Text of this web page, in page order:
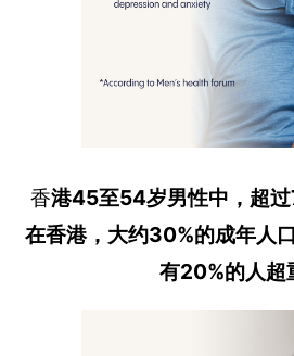
香港45至54岁男性中，超过
在香港，大约30%的成年人
有20%的人超